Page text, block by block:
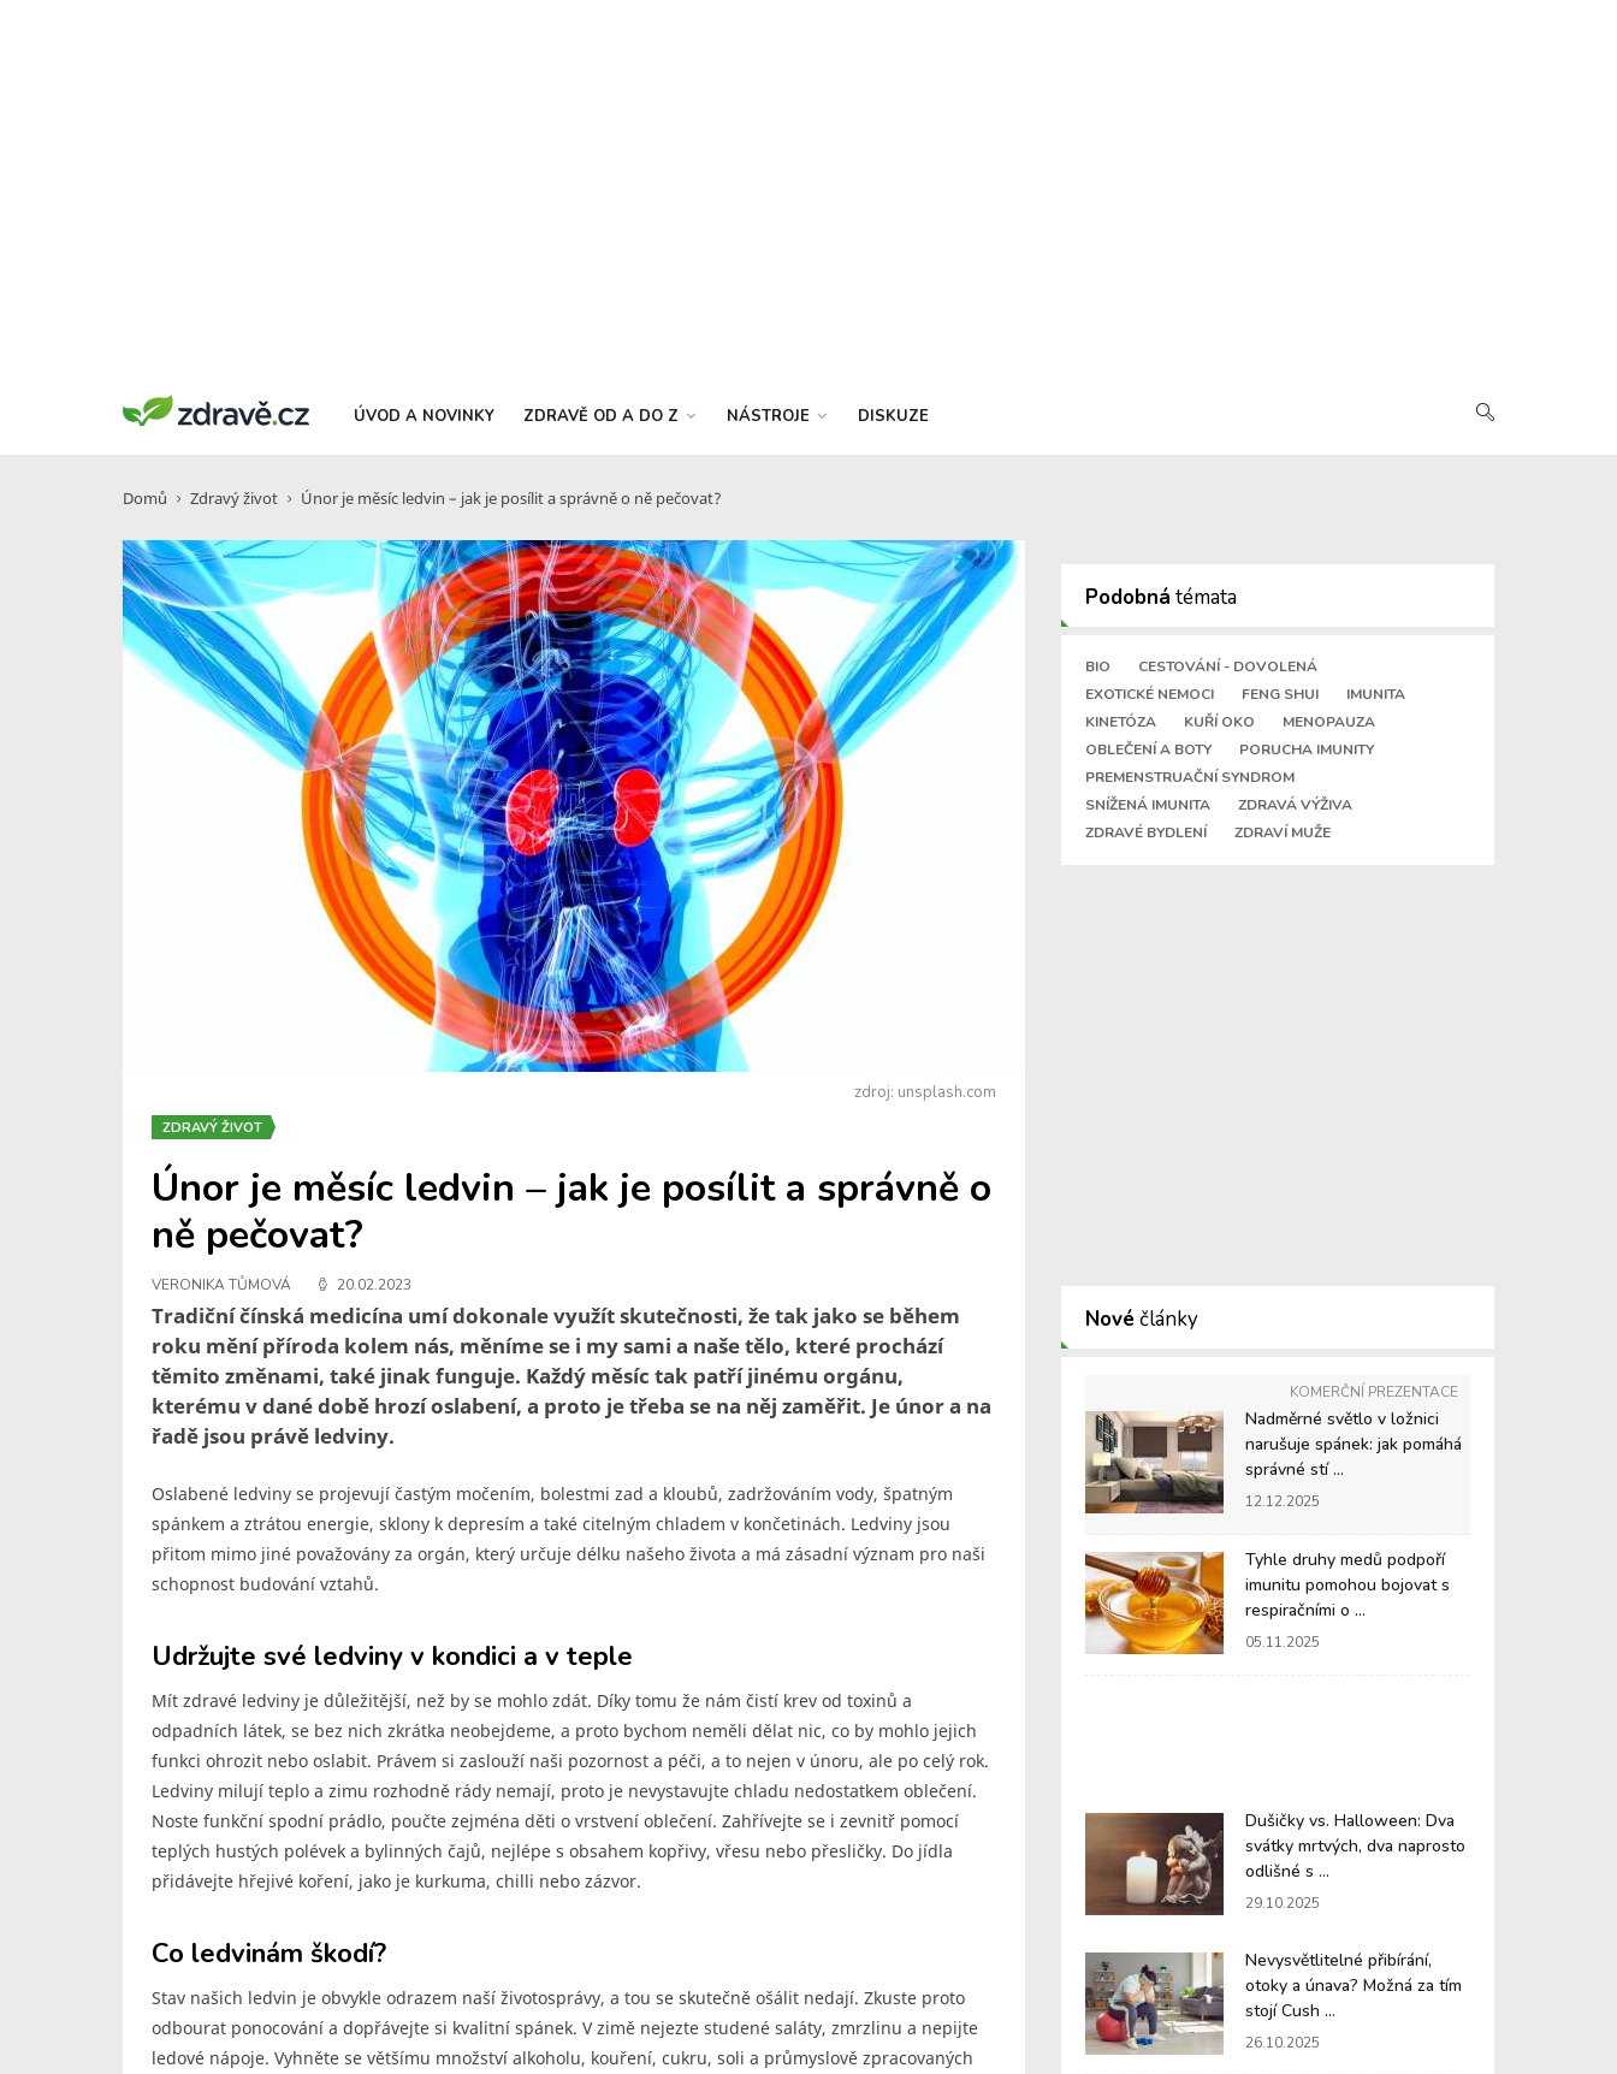
ÚVOD A NOVINKY ZDRAVĚ OD A DO Z NÁSTROJE DISKUZE
Domů Zdravý život Únor je měsíc ledvin – jak je posílit a správně o ně pečovat?
zdroj: unsplash.com
ZDRAVÝ ŽIVOT
Únor je měsíc ledvin – jak je posílit a správně o
ně pečovat?
VERONIKA TŮMOVÁ 20.02.2023
Tradiční čínská medicína umí dokonale využít skutečnosti, že tak jako se během
roku mění příroda kolem nás, měníme se i my sami a naše tělo, které prochází
těmito změnami, také jinak funguje. Každý měsíc tak patří jinému orgánu,
kterému v dané době hrozí oslabení, a proto je třeba se na něj zaměřit. Je únor a na
řadě jsou právě ledviny.
Oslabené ledviny se projevují častým močením, bolestmi zad a kloubů, zadržováním vody, špatným
spánkem a ztrátou energie, sklony k depresím a také citelným chladem v končetinách. Ledviny jsou
přitom mimo jiné považovány za orgán, který určuje délku našeho života a má zásadní význam pro naši
schopnost budování vztahů.
Udržujte své ledviny v kondici a v teple
Mít zdravé ledviny je důležitější, než by se mohlo zdát. Díky tomu že nám čistí krev od toxinů a
odpadních látek, se bez nich zkrátka neobejdeme, a proto bychom neměli dělat nic, co by mohlo jejich
funkci ohrozit nebo oslabit. Právem si zaslouží naši pozornost a péči, a to nejen v únoru, ale po celý rok.
Ledviny milují teplo a zimu rozhodně rády nemají, proto je nevystavujte chladu nedostatkem oblečení.
Noste funkční spodní prádlo, poučte zejména děti o vrstvení oblečení. Zahřívejte se i zevnitř pomocí
teplých hustých polévek a bylinných čajů, nejlépe s obsahem kopřivy, vřesu nebo přesličky. Do jídla
přidávejte hřejivé koření, jako je kurkuma, chilli nebo zázvor.
Co ledvinám škodí?
Stav našich ledvin je obvykle odrazem naší životosprávy, a tou se skutečně ošálit nedají. Zkuste proto
odbourat ponocování a dopřávejte si kvalitní spánek. V zimě nejezte studené saláty, zmrzlinu a nepijte
ledové nápoje. Vyhněte se většímu množství alkoholu, kouření, cukru, soli a průmyslově zpracovaných
Podobná témata
BIO
CESTOVÁNÍ - DOVOLENÁ
EXOTICKÉ NEMOCI
FENG SHUI
IMUNITA
KINETÓZA
KUŘÍ OKO
MENOPAUZA
OBLEČENÍ A BOTY
PORUCHA IMUNITY
PREMENSTRUAČNÍ SYNDROM
SNÍŽENÁ IMUNITA
ZDRAVÁ VÝŽIVA
ZDRAVÉ BYDLENÍ
ZDRAVÍ MUŽE
Nové články
KOMERČNÍ PREZENTACE
Nadměrné světlo v ložnici
narušuje spánek: jak pomáhá
správné stí ...
12.12.2025
Tyhle druhy medů podpoří
imunitu pomohou bojovat s
respiračními o ...
05.11.2025
Dušičky vs. Halloween: Dva
svátky mrtvých, dva naprosto
odlišné s ...
29.10.2025
Nevysvětlitelné přibírání,
otoky a únava? Možná za tím
stojí Cush ...
26.10.2025